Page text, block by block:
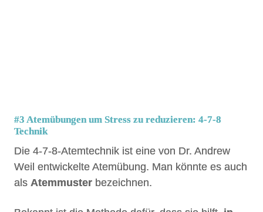
#3 Atemübungen um Stress zu reduzieren: 4-7-8
Technik
Die 4-7-8-Atemtechnik ist eine von Dr. Andrew
Weil entwickelte Atemübung. Man könnte es auch
als Atemmuster bezeichnen.